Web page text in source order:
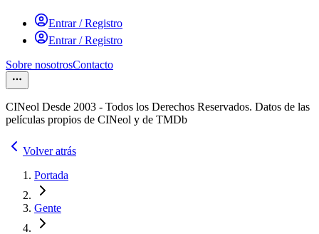
Entrar / Registro
Entrar / Registro
Sobre nosotrosContacto
CINeol Desde 2003 - Todos los Derechos Reservados. Datos de las
películas propios de CINeol y de TMDb
Volver atrás
Portada
Gente